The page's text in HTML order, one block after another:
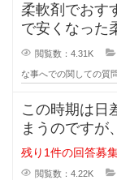
柔軟剤でおす
で安くなった
が、苦手な匂
閲覧数：4.31K
な事へでの関しての質
この時期は日
まうのですが
半袖のあとは
残り1件の回答募集
閲覧数：4.22K